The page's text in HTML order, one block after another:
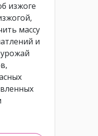
изжоге
массу
и